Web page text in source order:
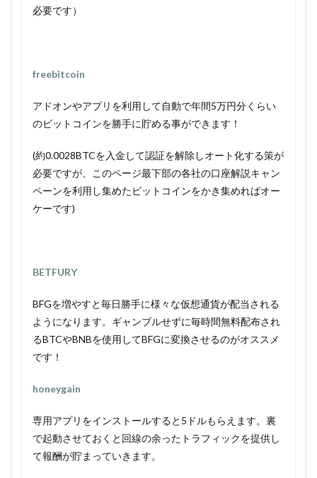
必要です）
freebitcoin
アドオンやアプリを利用して自動で年間5万円分くらい
のビットコインを勝手に貯める事ができます！
(約0.0028BTCを入金して認証を解除しオート化する策が
必要ですが、このページ最下部の各社の口座解説キャン
ペーンを利用し集めたビットコインをかき集めればオー
ケーです)
BETFURY
BFGを増やすと毎日勝手に様々な仮想通貨が配当される
ようになります。ギャンブルせずに毎時間無料配布され
るBTCやBNBを使用してBFGに変換させるのがオススメ
です！
honeygain
専用アプリをインストールすると5ドルもらえます。裏
で起動させておくと回線の余ったトラフィックを提供し
て報酬が貯まっていきます。